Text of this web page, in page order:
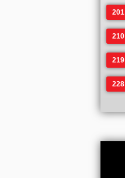
201
210
219
228